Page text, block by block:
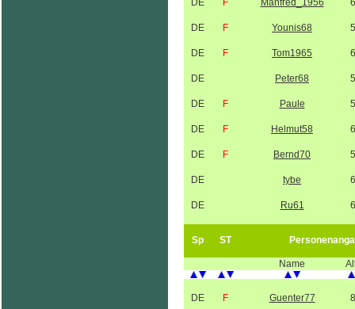
DE F Manfred_1956
DE F Younis68
DE F Tom1965
DE Peter68
DE F Paule
DE F Helmut58
DE F Bernd70
DE tybe
DE Ru61
Sp ST
Name
DE F Guenter77